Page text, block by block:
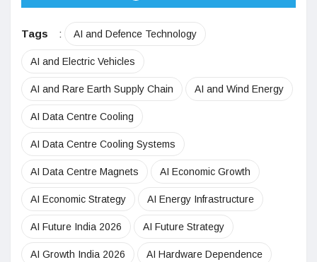
Tags : AI and Defence Technology
AI and Electric Vehicles
AI and Rare Earth Supply Chain AI and Wind Energy
AI Data Centre Cooling
AI Data Centre Cooling Systems
AI Data Centre Magnets AI Economic Growth
AI Economic Strategy AI Energy Infrastructure
AI Future India 2026 AI Future Strategy
AI Growth India 2026 AI Hardware Dependence